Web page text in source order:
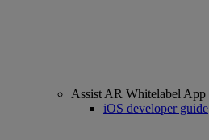
Assist AR Whitelabel App
iOS developer guide